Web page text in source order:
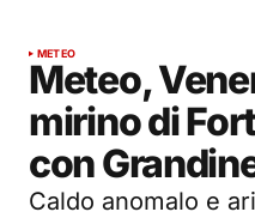
METEO
Meteo,
mirino di
con
Caldo anomalo e